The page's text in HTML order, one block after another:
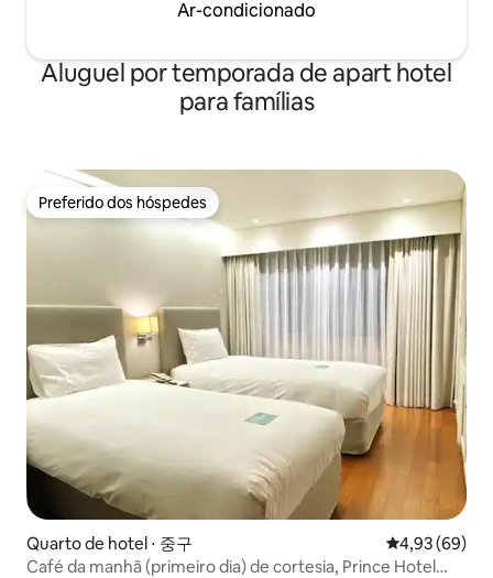
Awook na Estação Terminal de Cheonan
coração de Cheonan 💙
Ar-condicionado
Aluguel por temporada de apart hotel
para famílias
Preferido dos hóspedes
Preferido dos hóspedes
Quarto de hotel ⋅ 중구 4,93 de uma
4,93 (69)
Café da manhã (primeiro dia) de cortesia, Prince Hotel